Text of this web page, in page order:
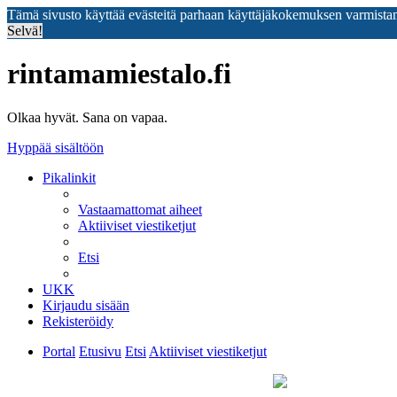
Tämä sivusto käyttää evästeitä parhaan käyttäjäkokemuksen
Selvä!
rintamamiestalo.fi
Olkaa hyvät. Sana on vapaa.
Hyppää sisältöön
Pikalinkit
Vastaamattomat aiheet
Aktiiviset viestiketjut
Etsi
UKK
Kirjaudu sisään
Rekisteröidy
Portal Etusivu Etsi Aktiiviset viestiketjut